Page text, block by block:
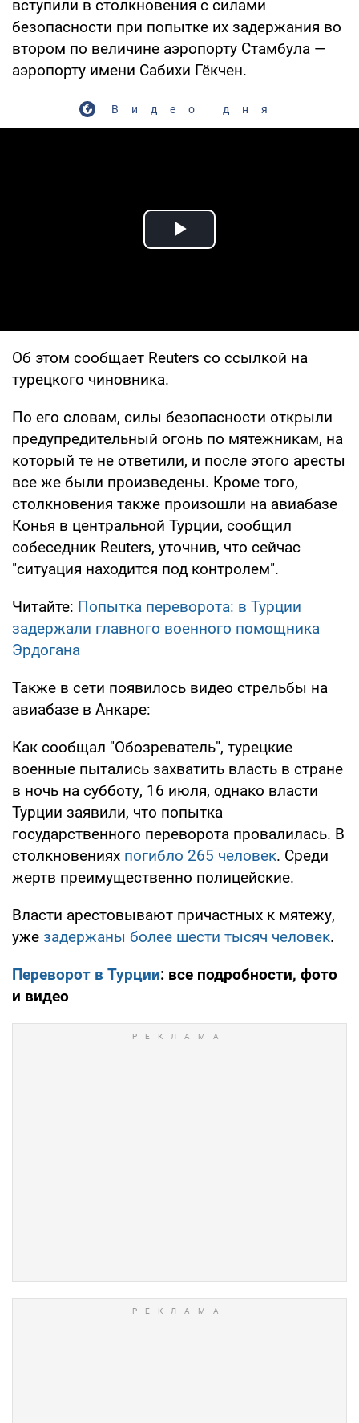
вступили в столкновения с силами
безопасности при попытке их задержания во
втором по величине аэропорту Стамбула —
аэропорту имени Сабихи Гёкчен.
Видео дня
Play Video
Об этом сообщает Reuters со ссылкой на
турецкого чиновника.
По его словам, силы безопасности открыли
предупредительный огонь по мятежникам, на
который те не ответили, и после этого аресты
все же были произведены. Кроме того,
столкновения также произошли на авиабазе
Конья в центральной Турции, сообщил
собеседник Reuters, уточнив, что сейчас
"ситуация находится под контролем".
Читайте: Попытка переворота: в Турции
задержали главного военного помощника
Эрдогана
Также в сети появилось видео стрельбы на
авиабазе в Анкаре:
Как сообщал "Обозреватель", турецкие
военные пытались захватить власть в стране
в ночь на субботу, 16 июля, однако власти
Турции заявили, что попытка
государственного переворота провалилась. В
столкновениях погибло 265 человек. Среди
жертв преимущественно полицейские.
Власти арестовывают причастных к мятежу,
уже задержаны более шести тысяч человек.
Переворот в Турции: все подробности, фото
и видео